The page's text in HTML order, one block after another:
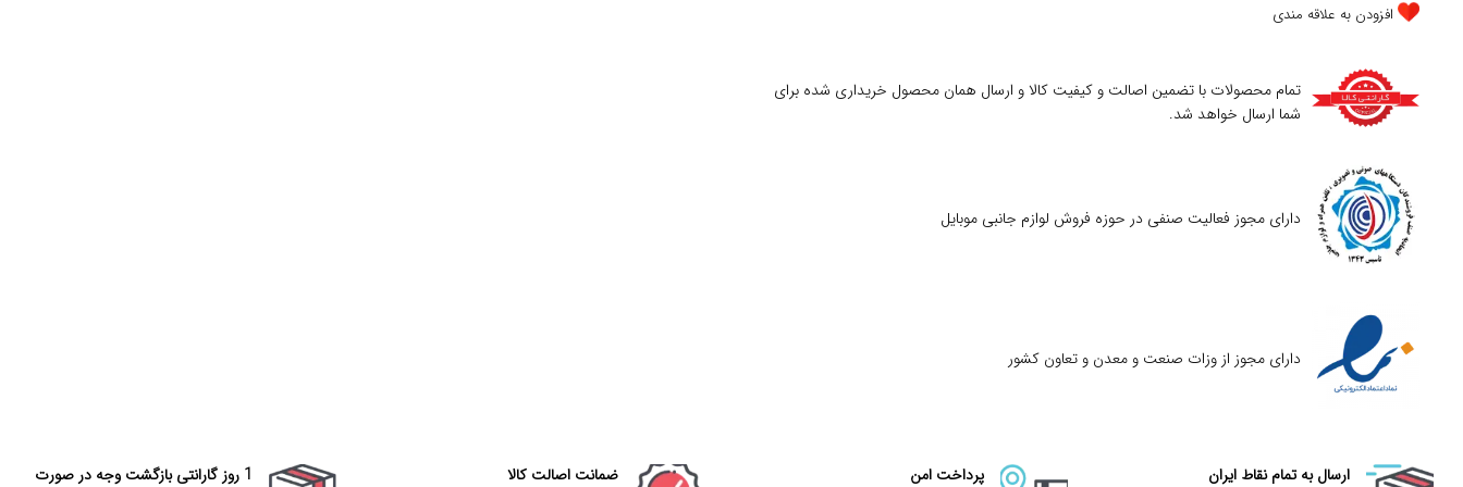
افزودن به علاقه مندی
تمام محصولات با تضمین اصالت و کیفیت کالا و ارسال همان محصول خریداری شده برای
شما ارسال خواهد شد.
دارای مجوز فعالیت صنفی در حوزه فروش لوازم جانبی موبایل
دارای مجوز از وزات صنعت و معدن و تعاون کشور
ارسال به تمام نقاط ایران پرداخت امن ضمانت اصالت کالا 1 روز گارانتی بازگشت وجه در صورت